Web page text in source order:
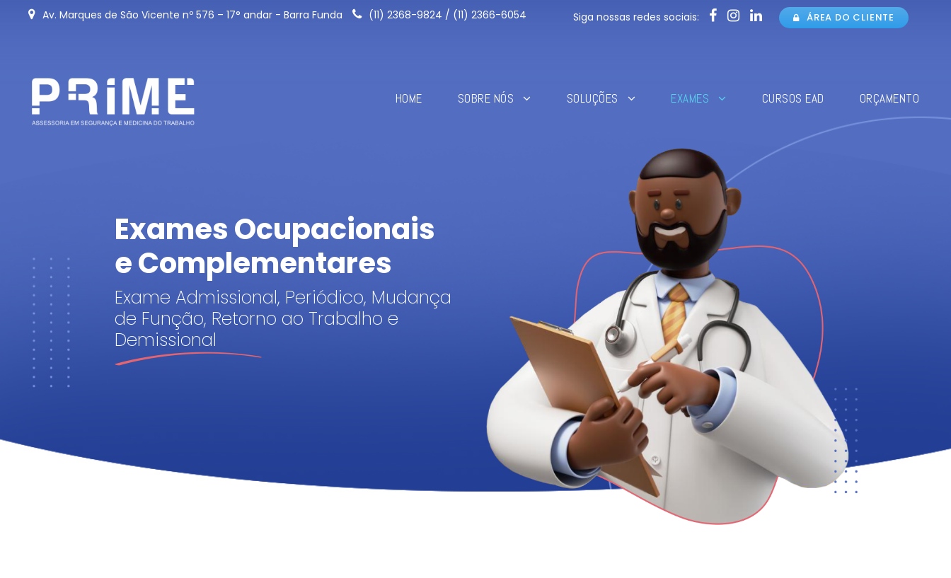
Av. Marques de São Vicente nº 576 – 17° andar - Barra Funda (11) 2368-9824 / (11) 2366-6054 Siga nossas redes sociais: ÁREA DO CLIENTE
HOME SOBRE NÓS SOLUÇÕES EXAMES CURSOS EAD ORÇAMENTO
Exames Ocupacionais
e Complementares
Exame Admissional, Periódico, Mudança
de Função, Retorno ao Trabalho e
Demissional